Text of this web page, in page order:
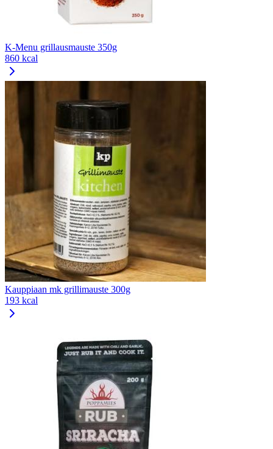
K-Menu grillausmauste 350g
860 kcal
Kauppiaan mk grillimauste 300g
193 kcal